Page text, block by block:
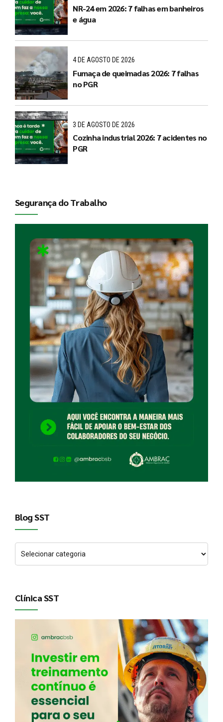
NR-24 em 2026: 7 falhas em banheiros
e água
4 DE AGOSTO DE 2026
Fumaça de queimadas 2026: 7 falhas
no PGR
3 DE AGOSTO DE 2026
Cozinha industrial 2026: 7 acidentes no
PGR
Segurança do Trabalho
Blog SST
Clínica SST